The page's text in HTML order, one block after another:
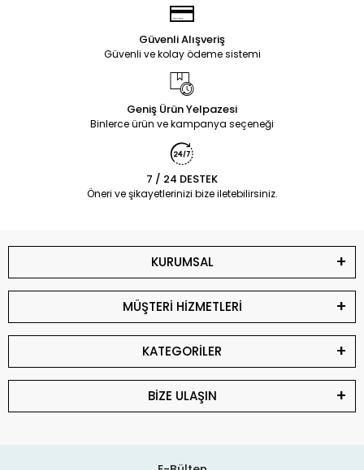
Güvenli Alışveriş
Güvenli ve kolay ödeme sistemi
Geniş Ürün Yelpazesi
Binlerce ürün ve kampanya seçeneği
7 / 24 DESTEK
Öneri ve şikayetlerinizi bize iletebilirsiniz.
KURUMSAL
MÜŞTERİ HİZMETLERİ
KATEGORİLER
BİZE ULAŞIN